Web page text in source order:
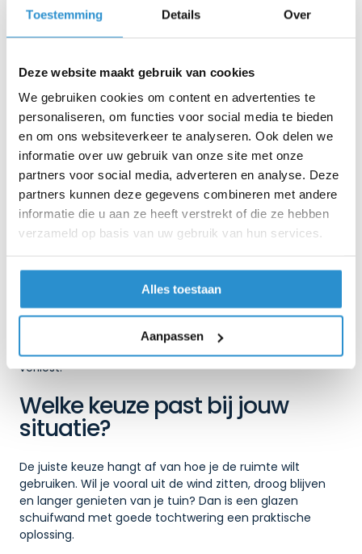
Toestemming Details Over
Deze website maakt gebruik van cookies
We gebruiken cookies om content en advertenties te
personaliseren, om functies voor social media te bieden
en om ons websiteverkeer te analyseren. Ook delen we
informatie over uw gebruik van onze site met onze
partners voor social media, adverteren en analyse. Deze
partners kunnen deze gegevens combineren met andere
informatie die u aan ze heeft verstrekt of die ze hebben
verzameld op basis van uw gebruik van hun services.
Alles toestaan
Aanpassen
Je haalt meer comfort uit een glazen schuifwand door
niet alleen naar het glas te kijken. De montage,
de ruimte aanvoelt.
Let vooral op:
Kies tochtstrippen of steellook profielen met
geïntegreerde tochtstrip.
Gebruik glasopvang voor een nette afsluiting aan de
zijkant.
Zorg voor een vlakke, stabiele ondergrond voor de
Combineer de wand met een overkapping die zelf
ook goed aansluit.
Een goede plaatsing voorkomt onnodige kieren.
Daardoor werkt de schuifwand beter tegen wind, tocht
en regen, zonder dat je het open karakter van je veranda
verliest.
Welke keuze past bij jouw
situatie?
De juiste keuze hangt af van hoe je de ruimte wilt
gebruiken. Wil je vooral uit de wind zitten, droog blijven
en langer genieten van je tuin? Dan is een glazen
schuifwand met goede tochtwering een praktische
oplossing.